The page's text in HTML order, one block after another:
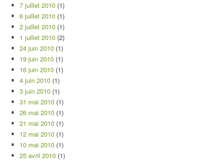
7 juillet 2010 (1)
6 juillet 2010 (1)
2 juillet 2010 (1)
1 juillet 2010 (2)
24 juin 2010 (1)
19 juin 2010 (1)
16 juin 2010 (1)
4 juin 2010 (1)
3 juin 2010 (1)
31 mai 2010 (1)
26 mai 2010 (1)
21 mai 2010 (1)
12 mai 2010 (1)
10 mai 2010 (1)
25 avril 2010 (1)